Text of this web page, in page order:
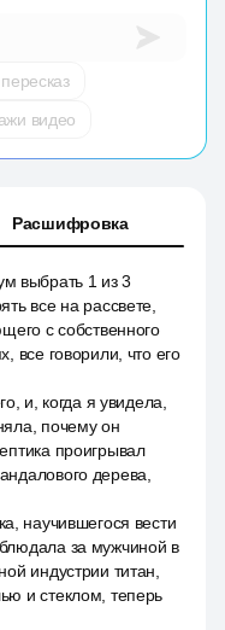
видео
Расшифровка
выбрать 1 из 3
все на рассвете,
с собственного
все говорили, что его
и, когда я увидела,
почему он
проигрывал
дерева,
научившегося вести
за мужчиной в
индустрии титан,
и стеклом, теперь